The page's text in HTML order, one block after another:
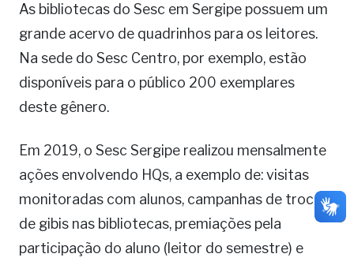
As bibliotecas do Sesc em Sergipe possuem um
grande acervo de quadrinhos para os leitores.
Na sede do Sesc Centro, por exemplo, estão
disponíveis para o público 200 exemplares
deste gênero.
Em 2019, o Sesc Sergipe realizou mensalmente
ações envolvendo HQs, a exemplo de: visitas
monitoradas com alunos, campanhas de troca
de gibis nas bibliotecas, premiações pela
participação do aluno (leitor do semestre) e